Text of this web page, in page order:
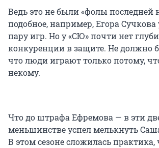
Ведь это не были «фолы последней
подобное, например, Егора
пару игр. Но у «СЮ» почти нет
конкуренции в защите. Не должно
что люди играют только потому,
некому.
Что до штрафа Ефремова — в эти
меньшинстве успел мелькнуть
В этом сезоне сложилась практика,